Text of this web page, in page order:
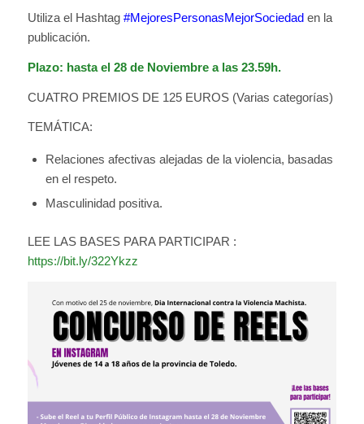
Utiliza el Hashtag #MejoresPersonasMejorSociedad en la
publicación.
Plazo: hasta el 28 de Noviembre a las 23.59h.
CUATRO PREMIOS DE 125 EUROS (Varias categorías)
TEMÁTICA:
Relaciones afectivas alejadas de la violencia, basadas
en el respeto.
Masculinidad positiva.
LEE LAS BASES PARA PARTICIPAR :
https://bit.ly/322Ykzz